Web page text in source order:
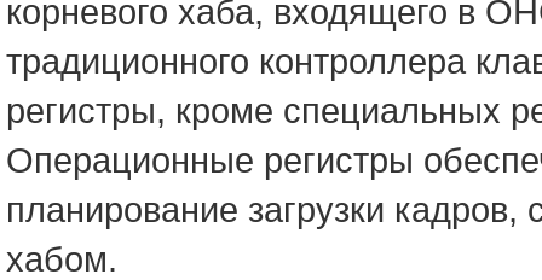
корневого хаба, входящего в
традиционного контроллера
регистры, кроме специальных
Операционные регистры
планирование загрузки
хабом.